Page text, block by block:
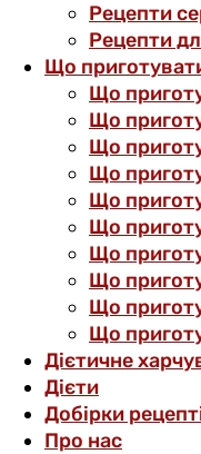
Рецепти
Рецепти
Що
Що
Що
Що
Що
Що
Що
Що
Що
Що
Що
Дієтичне
Дієти
Добірки
Про нас